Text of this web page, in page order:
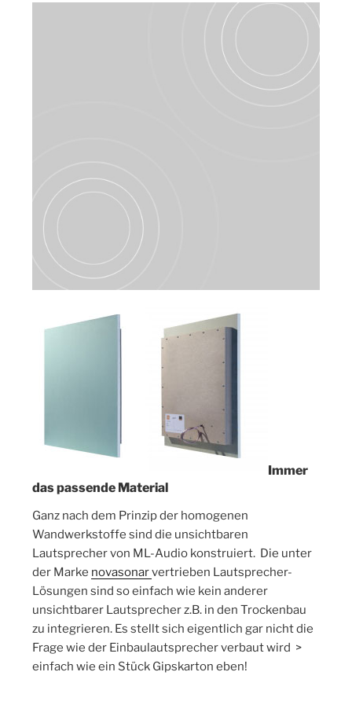
Immer
das passende Material
Ganz nach dem Prinzip der homogenen
Wandwerkstoffe sind die unsichtbaren
Lautsprecher von ML-Audio konstruiert. Die unter
der Marke novasonarvertrieben Lautsprecher-
Lösungen sind so einfach wie kein anderer
unsichtbarer Lautsprecher z.B. in den Trockenbau
zu integrieren. Es stellt sich eigentlich gar nicht die
Frage wie der Einbaulautsprecher verbaut wird >
einfach wie ein Stück Gipskarton eben!